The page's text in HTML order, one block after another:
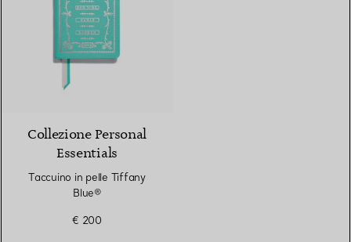
Collezione Personal
Essentials
Taccuino in pelle Tiffany
Blue®
€ 200